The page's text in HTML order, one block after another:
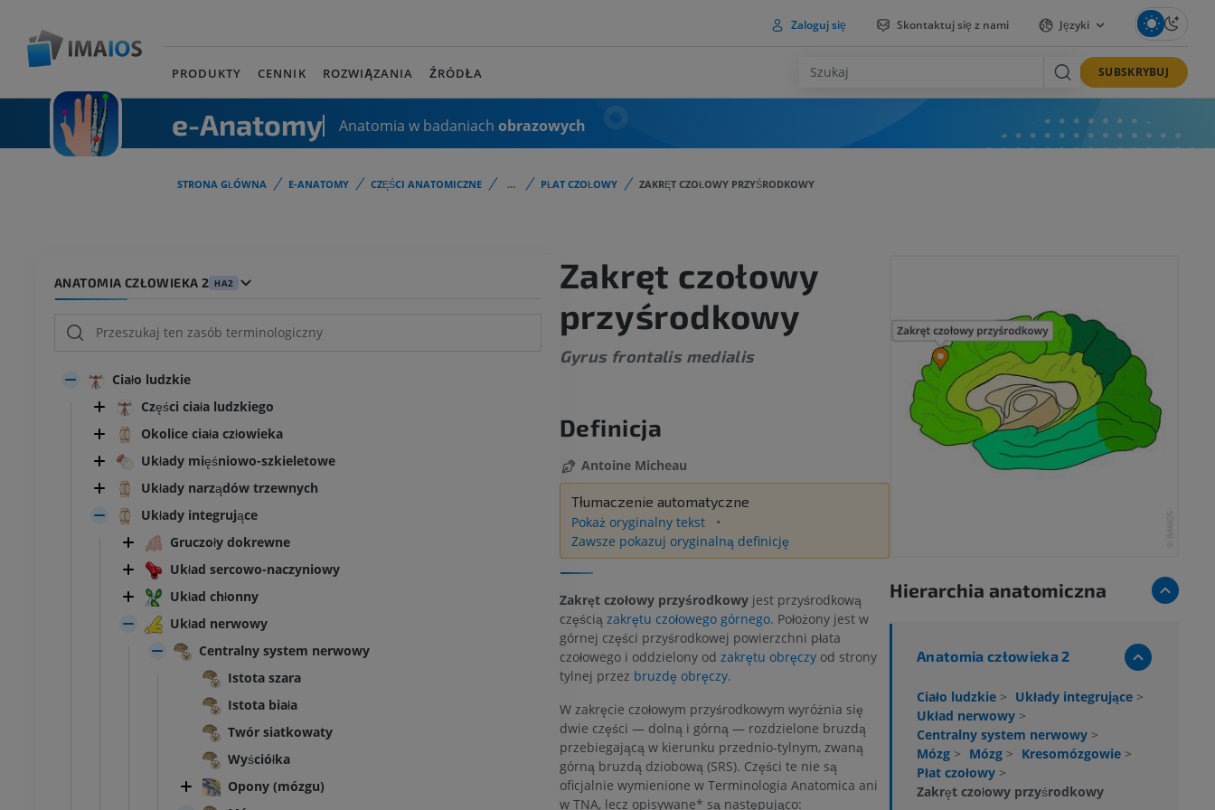
Zaloguj się Skontaktuj się z nami Języki
PRODUKTY CENNIK ROZWIĄZANIA ŹRÓDŁA SUBSKRYBUJ
e-Anatomy Anatomia w badaniach obrazowych
STRONA GŁÓWNA E-ANATOMY CZĘŚCI ANATOMICZNE ... PŁAT CZOŁOWY ZAKRĘT CZOŁOWY PRZYŚRODKOWY
ANATOMIA CZŁOWIEKA 2 HA2
Ciało ludzkie
Części ciała ludzkiego
Okolice ciała człowieka
Układy mięśniowo-szkieletowe
Układy narządów trzewnych
Układy integrujące
Gruczoły dokrewne
Układ sercowo-naczyniowy
Układ chłonny
Układ nerwowy
Centralny system nerwowy
Istota szara
Istota biała
Twór siatkowaty
Wyściółka
Opony (mózgu)
Zakręt czołowy
przyśrodkowy
Gyrus frontalis medialis
Definicja
Antoine Micheau
Tłumaczenie automatyczne
Pokaż oryginalny tekst
Zawsze pokazuj oryginalną definicję
Zakręt czołowy przyśrodkowyjest przyśrodkową
częścią zakrętu czołowego górnego. Położony jest w
górnej części przyśrodkowej powierzchni płata
czołowego i oddzielony od zakrętu obręczyod strony
tylnej przez bruzdę obręczy.
W zakręcie czołowym przyśrodkowym wyróżnia się
dwie części — dolną i górną — rozdzielone bruzdą
przebiegającą w kierunku przednio-tylnym, zwaną
górną bruzdą dziobową (SRS). Części te nie są
oficjalnie wymienione w Terminologia Anatomica ani
w TNA, lecz opisywane* są następująco:
Hierarchia anatomiczna
Anatomia człowieka 2
Ciało ludzkie > Układy integrujące >
Układ nerwowy >
Centralny system nerwowy >
Mózg > Mózg > Kresomózgowie >
Płat czołowy >
Zakręt czołowy przyśrodkowy